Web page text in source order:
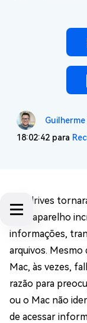
18:02:42 para
Pen drives
Esse aparelho
informações,
arquivos. Mesmo
Mac, às vezes,
razão para
ou o Mac não
de acessar